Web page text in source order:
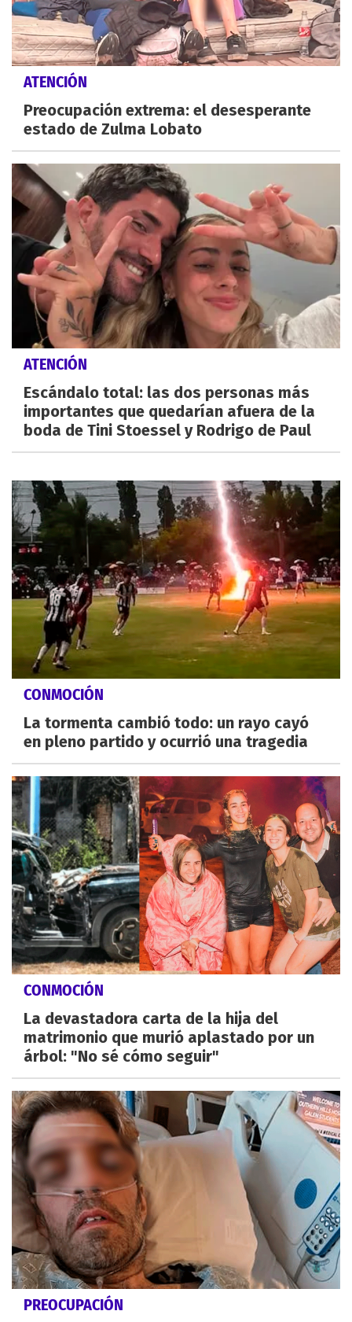
ATENCIÓN
Preocupación extrema: el desesperante
estado de Zulma Lobato
ATENCIÓN
Escándalo total: las dos personas más
importantes que quedarían afuera de la
boda de Tini Stoessel y Rodrigo de Paul
CONMOCIÓN
La tormenta cambió todo: un rayo cayó
en pleno partido y ocurrió una tragedia
CONMOCIÓN
La devastadora carta de la hija del
matrimonio que murió aplastado por un
árbol: "No sé cómo seguir"
PREOCUPACIÓN